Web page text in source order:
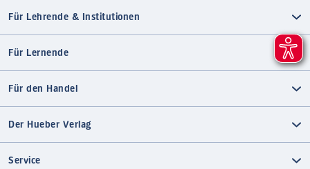
Für Lehrende & Institutionen
Für Lernende
Für den Handel
Der Hueber Verlag
Service